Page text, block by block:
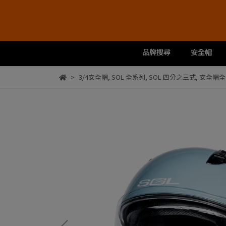
品牌搜尋 安全帽
3/4安全帽, SOL 全系列, SOL 四分之三式, 安全帽